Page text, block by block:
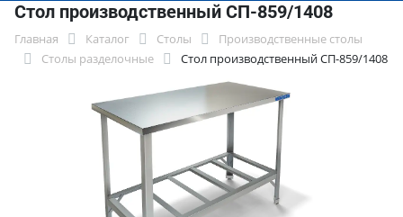
Стол производственный СП-859/1408
Главная Каталог Столы
Производственные столы
Столы разделочные
Стол производственный СП-859/1408